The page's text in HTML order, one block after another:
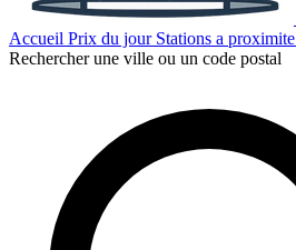
Accueil Prix du jour Stations a proximite
Rechercher une ville ou un code postal